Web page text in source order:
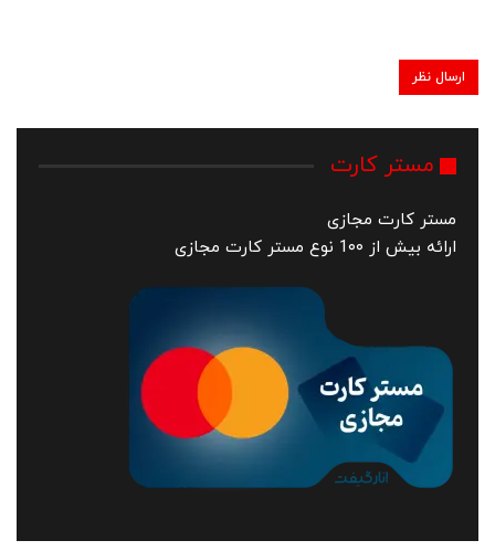
مستر کارت
مستر کارت مجازی
ارائه بیش از 1۰۰ نوع مستر کارت مجازی